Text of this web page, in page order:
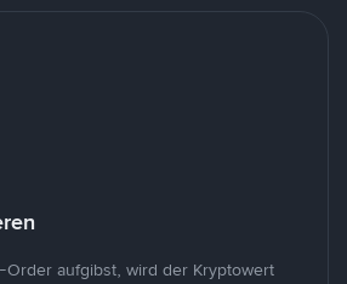
Order aufgibst, wird der Kryptowert